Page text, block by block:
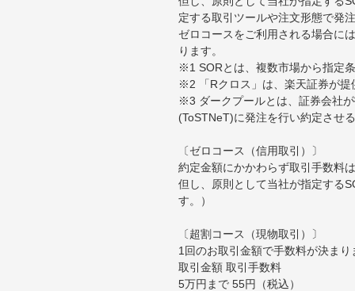
定する取引ツールや注文形態で発
ゼロコースをご利用される場合に
ります。
※1 SORとは、複数市場から指定
※2 「Rクロス」は、楽天証券が
※3 ダークプールとは、証券会社
(ToSTNeT)に発注を行い約定させ
〔ゼロコース（信用取引）〕
約定金額にかかわらず取引手数料
但し、原則として当社が指定する
す。）
〔超割コース（現物取引）〕
1回のお取引金額で手数料が決まり
取引金額 取引手数料
5万円まで 55円（税込）